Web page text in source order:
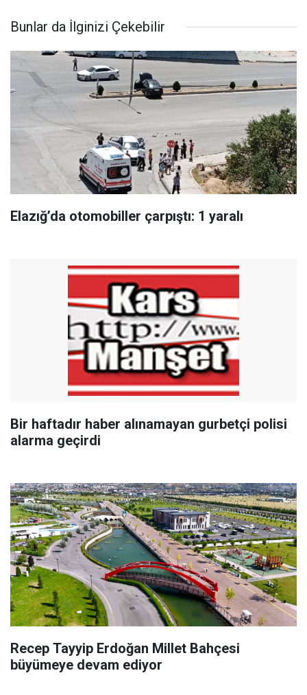
Bunlar da İlginizi Çekebilir
Elazığ’da otomobiller çarpıştı: 1 yaralı
Bir haftadır haber alınamayan gurbetçi polisi
alarma geçirdi
Recep Tayyip Erdoğan Millet Bahçesi
büyümeye devam ediyor